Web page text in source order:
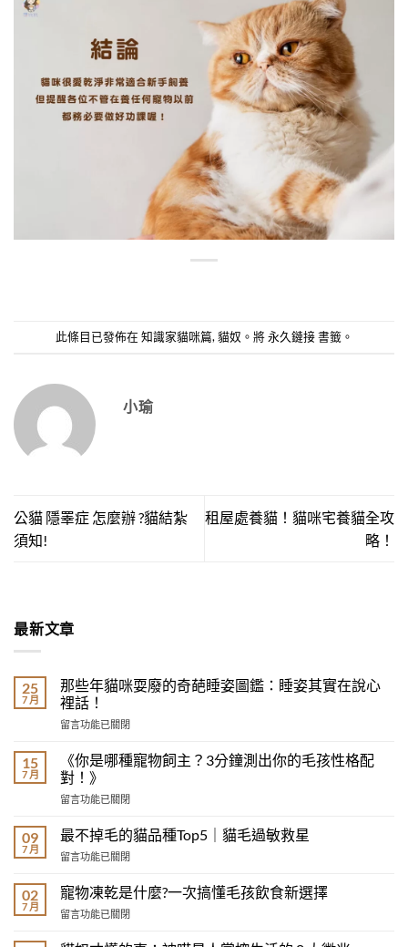
此條目已發佈在 知識家貓咪篇,貓奴 。將永久鏈接書籤。
小瑜
公貓 隱睪症 怎麼辦 ?貓結紮
須知!
租屋處養貓！貓咪宅養貓全攻
略！
最新文章
25
7 月
那些年貓咪耍廢的奇葩睡姿圖鑑：睡姿其實在說心
裡話！
在
年
貓
咪
廢
奇
睡
姿
鑑：
留言功能已關閉
15
7 月
《你是哪種寵物飼主？3分鐘測出你的毛孩性格配
對！》
在
是
哪
種
物
飼
主？
留言功能已關閉
09
7 月
最不掉毛的貓品種Top5｜貓毛過敏救星
在
不
掉
毛
留言功能已關閉
02
7 月
寵物凍乾是什麼?一次搞懂毛孩飲食新選擇
在
物
留言功能已關閉